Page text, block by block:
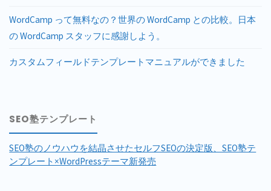
WordCamp って無料なの？世界の WordCamp との比較。日本
の WordCamp スタッフに感謝しよう。
カスタムフィールドテンプレートマニュアルができました
SEO塾テンプレート
SEO塾のノウハウを結晶させたセルフSEOの決定版、SEO塾テ
ンプレート×WordPressテーマ新発売